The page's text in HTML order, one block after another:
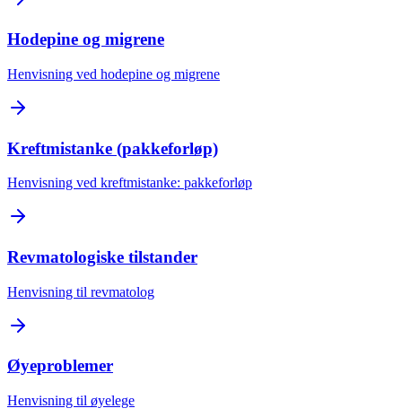
Hodepine og migrene
Henvisning ved hodepine og migrene
Kreftmistanke (pakkeforløp)
Henvisning ved kreftmistanke: pakkeforløp
Revmatologiske tilstander
Henvisning til revmatolog
Øyeproblemer
Henvisning til øyelege